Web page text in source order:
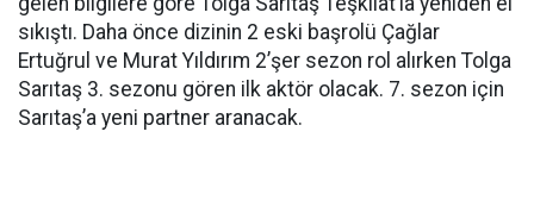
sıkıştı. Daha önce dizinin 2 eski başrolü Çağlar
Ertuğrul ve Murat Yıldırım 2’şer sezon rol alırken Tolga
Sarıtaş 3. sezonu gören ilk aktör olacak. 7. sezon için
Sarıtaş’a yeni partner aranacak.